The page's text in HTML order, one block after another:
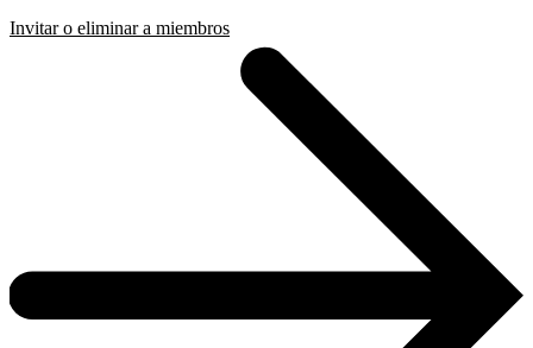
Invitar o eliminar a miembros